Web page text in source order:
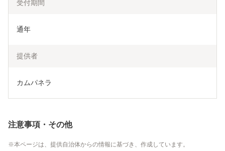
受付期間
通年
提供者
カムパネラ
注意事項・その他
本ページは、提供自治体からの情報に基づき、作成しています。